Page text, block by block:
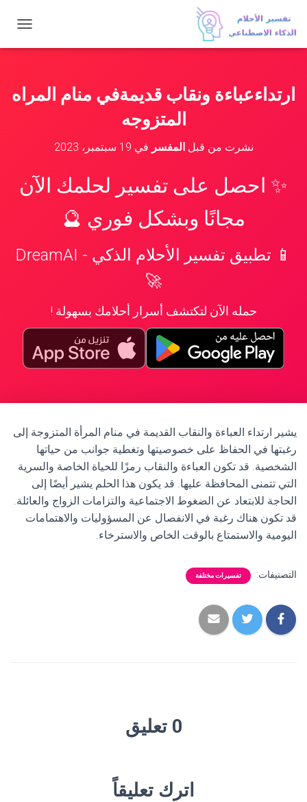
ب
ل
ا
ارتداءعباءة ونقاب قديمةفي منام المراه
المتزوجه
نشرت من قبلالمفسر في 19 سبتمبر، 2023
✨ احصل على تفسير لحلمك الآن
مجانًا وبشكل فوري 🔮
📱 تطبيق تفسير الأحلام الذكي - DreamAI
🚀
حمله الآن لتكتشف أسرار أحلامك بسهولة !
يشير ارتداء العباءة والنقاب القديمة في منام المرأة المتزوجة إلى
رغبتها في الحفاظ على خصوصيتها وتغطية جوانب من حياتها
الشخصية. قد تكون العباءة والنقاب رمزًا للحياة الخاصة والسرية
التي تتمنى المحافظة عليها. قد يكون هذا الحلم يشير أيضًا إلى
الحاجة للابتعاد عن الضغوط الاجتماعية والتزامات الزواج والعائلة.
قد تكون هناك رغبة في الانفصال عن المسؤوليات والاهتمامات
اليومية والاستمتاع بالوقت الخاص والاسترخاء.
التصنيفات: تفسيرات مختلفة
0 تعليق
اترك تعليقاً